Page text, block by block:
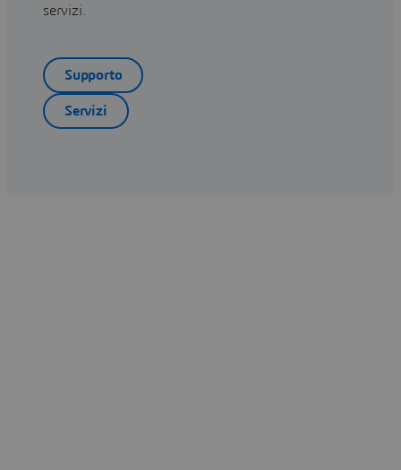
servizi.
Supporto
Servizi